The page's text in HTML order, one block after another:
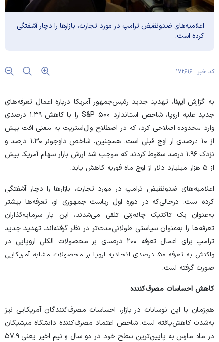
اعلامیه‌های ضدونقیض ترامپ در مورد تجارت، بازار‌ها را دچار آشفتگی
کرده است.
کد خبر : ۱۷۲۶۱۶
به گزارشایبنا، تهدید جدید رئیس‌جمهور آمریکا درباره اعمال تعرفه‌های
جدید علیه اروپا، شاخص استاندارد S&P ۵۰۰ را با کاهش ۱.۳۹ درصدی
وارد محدوده اصلاحی کرد، که در اصطلاح وال‌استریت به معنی افت بیش
از ۱۰ درصدی از اوج قبلی است. همچنین، شاخص داوجونز ۱.۳۰ درصد و
نزدک ۱.۹۶ درصد سقوط کردند که موجب شد ارزش بازار سهام آمریکا بیش
از ۵ هزار میلیارد دلار از اوج ماه فوریه کاهش یابد.
اعلامیه‌های ضدونقیض ترامپ در مورد تجارت، بازار‌ها را دچار آشفتگی
کرده است. درحالی‌که در دوره اول ریاست جمهوری او، تعرفه‌ها بیشتر
به‌عنوان یک تاکتیک چانه‌زنی تلقی می‌شدند، این بار سرمایه‌گذاران
تعرفه‌ها را به‌عنوان سیاستی طولانی‌مدت‌تر در نظر گرفته‌اند. تهدید جدید
ترامپ برای اعمال تعرفه ۲۰۰ درصدی بر محصولات الکلی اروپایی در
واکنش به تعرفه ۵۰ درصدی اتحادیه اروپا بر محصولات مشابه آمریکایی
صورت گرفته است.
کاهش احساسات مصرف‌کننده
هم‌زمان با این نوسانات در بازار، احساسات مصرف‌کنندگان آمریکایی نیز
به‌شدت کاهش‌یافته است. شاخص اعتماد مصرف‌کننده دانشگاه میشیگان
در ماه مارس به پایین‌ترین سطح خود در دو سال و نیم اخیر یعنی ۵۷.۹